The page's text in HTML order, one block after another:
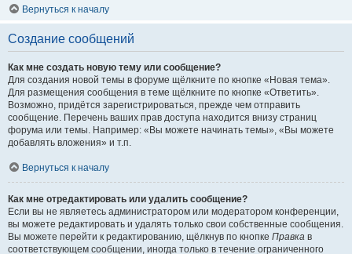
Вернуться к началу
Создание сообщений
Как мне создать новую тему или сообщение?
Для создания новой темы в форуме щёлкните по кнопке «Новая тема».
Для размещения сообщения в теме щёлкните по кнопке «Ответить».
Возможно, придётся зарегистрироваться, прежде чем отправить
сообщение. Перечень ваших прав доступа находится внизу страниц
форума или темы. Например: «Вы можете начинать темы», «Вы можете
добавлять вложения» и т.п.
Вернуться к началу
Как мне отредактировать или удалить сообщение?
Если вы не являетесь администратором или модератором конференции,
вы можете редактировать и удалять только свои собственные сообщения.
Вы можете перейти к редактированию, щёлкнув по кнопке Правка в
соответствующем сообщении, иногда только в течение ограниченного